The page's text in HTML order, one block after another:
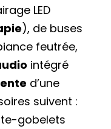
LED
), de buses
feutrée,
intégré
d’une
suivent :
gobelets